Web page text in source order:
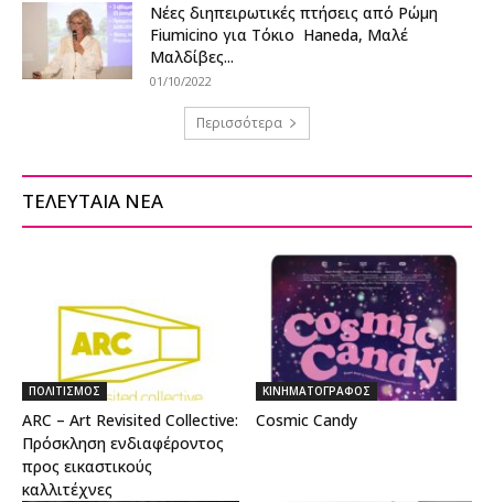
Νέες διηπειρωτικές πτήσεις από Ρώμη
Fiumicino για Τόκιο Haneda, Μαλέ
Μαλδίβες...
01/10/2022
Περισσότερα
ΤΕΛΕΥΤΑΙΑ ΝΕΑ
ΠΟΛΙΤΙΣΜΟΣ
ARC – Art Revisited Collective:
Πρόσκληση ενδιαφέροντος
προς εικαστικούς
καλλιτέχνες
ΚΙΝΗΜΑΤΟΓΡΑΦΟΣ
Cosmic Candy